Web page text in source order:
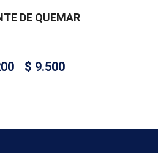
DE QUEMAR
– $ 9.500